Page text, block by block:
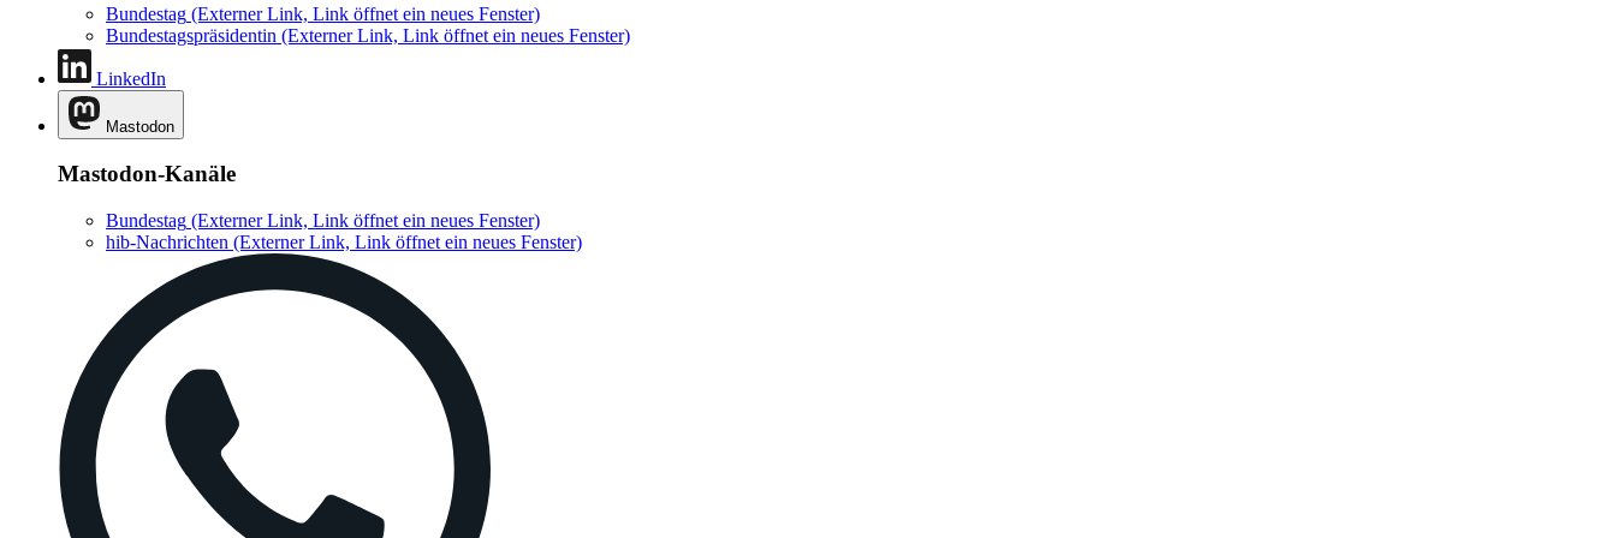
Bundestag (Externer Link, Link öffnet ein neues Fenster)
Bundestagspräsidentin (Externer Link, Link öffnet ein neues Fenster)
LinkedIn
Mastodon
Mastodon-Kanäle
Bundestag (Externer Link, Link öffnet ein neues Fenster)
hib-Nachrichten (Externer Link, Link öffnet ein neues Fenster)